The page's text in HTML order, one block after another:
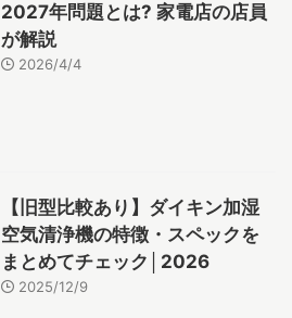
2027年問題とは? 家電店の店員
が解説
2026/4/4
【旧型比較あり】ダイキン加湿
空気清浄機の特徴・スペックを
まとめてチェック│2026
2025/12/9